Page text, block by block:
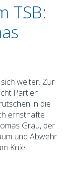
TSB:
weiter. Zur
Partien
in die
ernsthafte
Grau, der
und Abwehr
Knie